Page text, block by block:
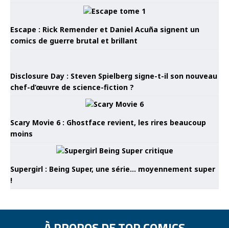
Escape : Rick Remender et Daniel Acuña signent un
comics de guerre brutal et brillant
Disclosure Day : Steven Spielberg signe-t-il son nouveau
chef-d’œuvre de science-fiction ?
Scary Movie 6 : Ghostface revient, les rires beaucoup
moins
Supergirl : Being Super, une série… moyennement super
!